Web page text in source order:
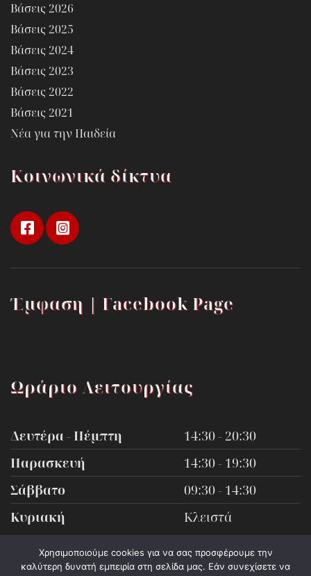
Βάσεις 2026
Βάσεις 2025
Βάσεις 2024
Βάσεις 2023
Βάσεις 2022
Βάσεις 2021
Νέα για την Παιδεία
Κοινωνικά δίκτυα
Έμφαση | Facebook Page
Ωράριο Λειτουργίας
Δευτέρα - Πέμπτη
14:30 - 20:30
Παρασκευή
14:30 - 19:30
Σάββατο
09:30 - 14:30
Κυριακή
Κλειστά
Χρησιμοποιούμε cookies για να σας προσφέρουμε την
καλύτερη δυνατή εμπειρία στη σελίδα μας. Εάν συνεχίσετε να